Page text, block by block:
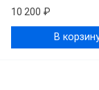
10 200 ₽
В